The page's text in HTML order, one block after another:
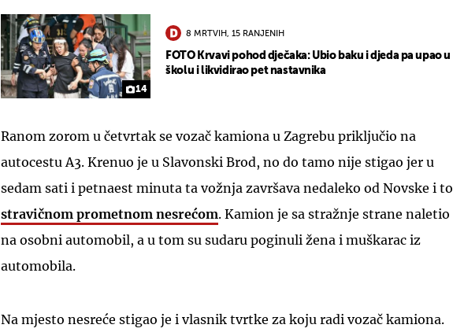
14
8 MRTVIH, 15 RANJENIH
FOTO Krvavi pohod dječaka: Ubio baku i djeda pa upao u
školu i likvidirao pet nastavnika
Ranom zorom u četvrtak se vozač kamiona u Zagrebu priključio na
autocestu A3. Krenuo je u Slavonski Brod, no do tamo nije stigao jer u
sedam sati i petnaest minuta ta vožnja završava nedaleko od Novske i to
stravičnom prometnom nesrećom. Kamion je sa stražnje strane naletio
na osobni automobil, a u tom su sudaru poginuli žena i muškarac iz
automobila.
Na mjesto nesreće stigao je i vlasnik tvrtke za koju radi vozač kamiona.